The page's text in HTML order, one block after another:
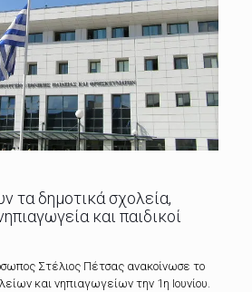
τα δημοτικά σχολεία,
και παιδικοί
Στέλιος Πέτσας ανακοίνωσε το
και νηπιαγωγείων την 1η Ιουνίου.